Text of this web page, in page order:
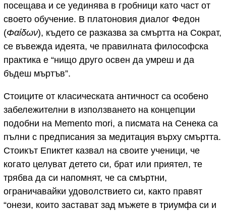
посещава и се уединява в гробници като част от
своето обучение. В платоновия диалог Федон
(Φαίδων), където се разказва за смъртта на Сократ,
се въвежда идеята, че правилната философска
практика е “нищо друго освен да умреш и да
бъдеш мъртъв”.
Стоиците от класическата античност са особено
забележителни в използването на концепции
подобни на Memento mori, а писмата на Сенека са
пълни с предписания за медитация върху смъртта.
Стоикът Епиктет казвал на своите ученици, че
когато целуват детето си, брат или приятел, те
трябва да си напомнят, че са смъртни,
ограничавайки удоволствието си, както правят
“онези, които застават зад мъжете в триумфа си и